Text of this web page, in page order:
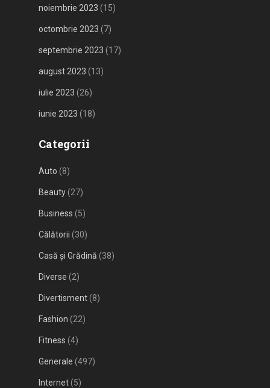
noiembrie 2023 (15)
octombrie 2023 (7)
septembrie 2023 (17)
august 2023 (13)
iulie 2023 (26)
iunie 2023 (18)
Categorii
Auto (8)
Beauty(27)
Business (5)
Călătorii (30)
Casă și Grădină (38)
Diverse (2)
Divertisment(8)
Fashion (22)
Fitness (4)
Generale (497)
Internet(5)